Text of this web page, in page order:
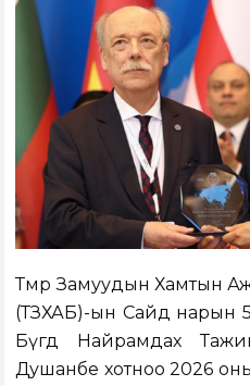
Төмөр Замуудын Хамтын
(ТЗХАБ)-ын Сайд нарын
Бүгд Найрамдах
Душанбе хотноо 2026